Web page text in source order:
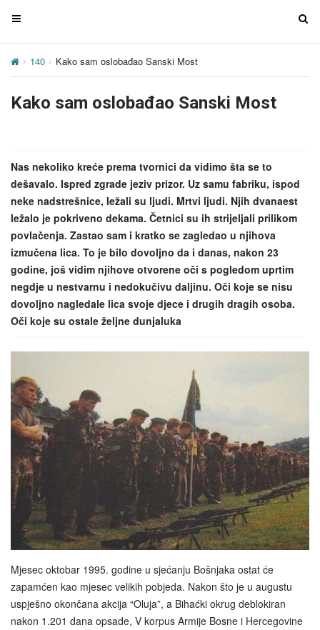
T
g
e
i
g
a
t
i
o
n
T
g
140 Kako sam oslobađao Sanski Most
Kako sam oslobađao Sanski Most
Nas nekoliko kreće prema tvornici da vidimo šta se to
dešavalo. Ispred zgrade jeziv prizor. Uz samu fabriku, ispod
neke nadstrešnice, ležali su ljudi. Mrtvi ljudi. Njih dvanaest
ležalo je pokriveno dekama. Četnici su ih strijeljali prilikom
povlačenja. Zastao sam i kratko se zagledao u njihova
izmučena lica. To je bilo dovoljno da i danas, nakon 23
godine, još vidim njihove otvorene oči s pogledom uprtim
negdje u nestvarnu i nedokučivu daljinu. Oči koje se nisu
dovoljno nagledale lica svoje djece i drugih dragih osoba.
Oči koje su ostale željne dunjaluka
Mjesec oktobar 1995. godine u sjećanju Bošnjaka ostat će
zapamćen kao mjesec velikih pobjeda. Nakon što je u augustu
uspješno okončana akcija “Oluja”, a Bihaćki okrug deblokiran
nakon 1.201 dana opsade, V korpus Armije Bosne i Hercegovine